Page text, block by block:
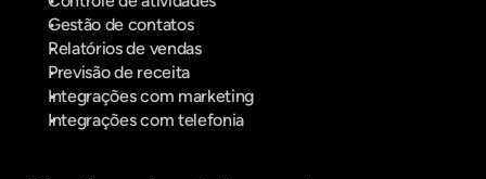
Gestão de contatos
Relatórios de vendas
Previsão de receita
Integrações com marketing
Integrações com telefonia